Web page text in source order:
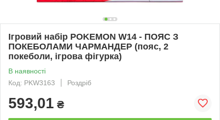
Ігровий набір POKEMON W14 - ПОЯС З
ПОКЕБОЛАМИ ЧАРМАНДЕР (пояс, 2
покеболи, ігрова фігурка)
В наявності
Код: PKW3163
Роздріб
593,01 ₴